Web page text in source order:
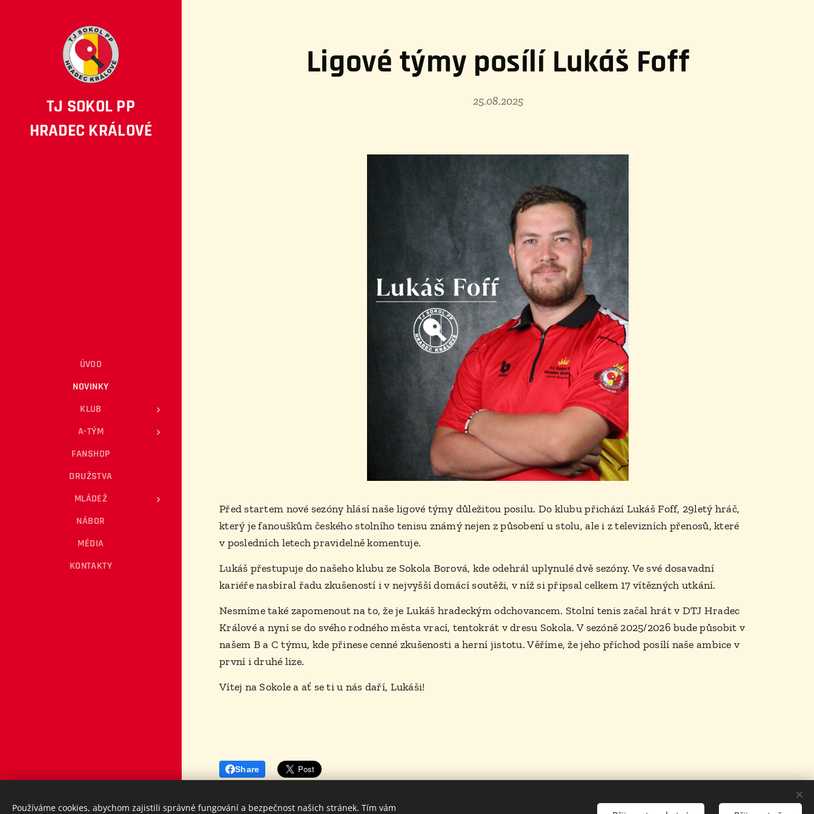
TJ SOKOL PP
HRADEC KRÁLOVÉ
ÚVOD
NOVINKY
KLUB
A-TÝM
FANSHOP
DRUŽSTVA
MLÁDEŽ
NÁBOR
MÉDIA
KONTAKTY
Ligové týmy posílí Lukáš Foff
25.08.2025
Před startem nové sezóny hlásí naše ligové týmy důležitou posilu. Do klubu přichází Lukáš Foff, 29letý hráč,
který je fanouškům českého stolního tenisu známý nejen z působení u stolu, ale i z televizních přenosů, které
v posledních letech pravidelně komentuje.
Lukáš přestupuje do našeho klubu ze Sokola Borová, kde odehrál uplynulé dvě sezóny. Ve své dosavadní
kariéře nasbíral řadu zkušeností i v nejvyšší domácí soutěži, v níž si připsal celkem 17 vítězných utkání.
Nesmíme také zapomenout na to, že je Lukáš hradeckým odchovancem. Stolní tenis začal hrát v DTJ Hradec
Králové a nyní se do svého rodného města vrací, tentokrát v dresu Sokola. V sezóně 2025/2026 bude působit v
našem B a C týmu, kde přinese cenné zkušenosti a herní jistotu. Věříme, že jeho příchod posílí naše ambice v
první i druhé lize.
Vítej na Sokole a ať se ti u nás daří, Lukáši!
Share
Používáme cookies, abychom zajistili správné fungování a bezpečnost našich stránek. Tím vám